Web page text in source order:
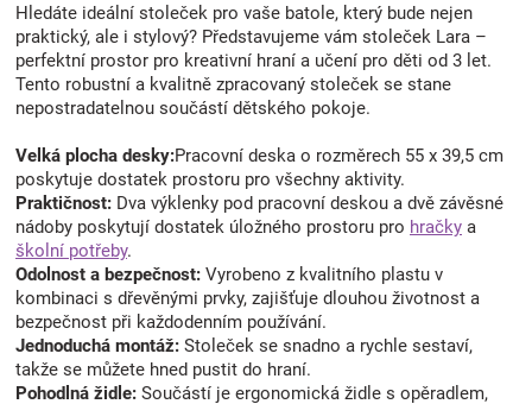
Hledáte ideální stoleček pro vaše batole, který bude nejen
praktický, ale i stylový? Představujeme vám stoleček Lara –
perfektní prostor pro kreativní hraní a učení pro děti od 3 let.
Tento robustní a kvalitně zpracovaný stoleček se stane
nepostradatelnou součástí dětského pokoje.
Velká plocha desky:Pracovní deska o rozměrech 55 x 39,5 cm
poskytuje dostatek prostoru pro všechny aktivity.
Praktičnost: Dva výklenky pod pracovní deskou a dvě závěsné
nádoby poskytují dostatek úložného prostoru pro hračky a
školní potřeby.
Odolnost a bezpečnost: Vyrobeno z kvalitního plastu v
kombinaci s dřevěnými prvky, zajišťuje dlouhou životnost a
bezpečnost při každodenním používání.
Jednoduchá montáž: Stoleček se snadno a rychle sestaví,
takže se můžete hned pustit do hraní.
Pohodlná židle: Součástí je ergonomická židle s opěradlem,